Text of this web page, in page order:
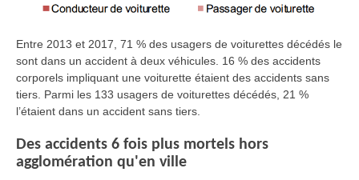
Entre 2013 et 2017, 71 % des usagers de voiturettes décédés le
sont dans un accident à deux véhicules. 16 % des accidents
corporels impliquant une voiturette étaient des accidents sans
tiers. Parmi les 133 usagers de voiturettes décédés, 21 %
l’étaient dans un accident sans tiers.
Des accidents 6 fois plus mortels hors
agglomération qu'en ville